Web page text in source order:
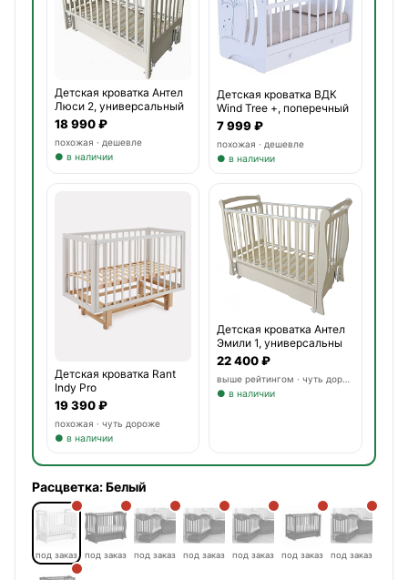
Детская кроватка Антел
Люси 2, универсальный
18 990 ₽
похожая · дешевле
● в наличии
Детская кроватка ВДК
Wind Tree +, поперечный
7 999 ₽
похожая · дешевле
● в наличии
Детская кроватка Rant
Indy Pro
19 390 ₽
похожая · чуть дороже
● в наличии
Детская кроватка Антел
Эмили 1, универсальны
22 400 ₽
выше рейтингом · чуть дороже
● в наличии
Расцветка:Белый
под заказ под заказ под заказ под заказ под заказ под заказ под заказ